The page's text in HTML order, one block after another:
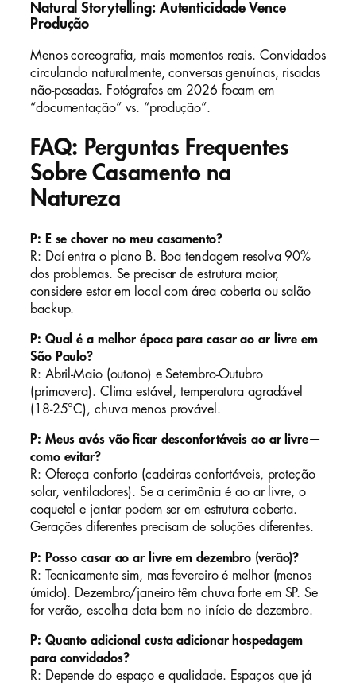
Natural Storytelling: Autenticidade Vence
Produção
Menos coreografia, mais momentos reais. Convidados
circulando naturalmente, conversas genuínas, risadas
não-posadas. Fotógrafos em 2026 focam em
“documentação” vs. “produção”.
FAQ: Perguntas Frequentes
Sobre Casamento na
Natureza
P: E se chover no meu casamento?
R: Daí entra o plano B. Boa tendagem resolva 90%
dos problemas. Se precisar de estrutura maior,
considere estar em local com área coberta ou salão
backup.
P: Qual é a melhor época para casar ao ar livre em
São Paulo?
R: Abril-Maio (outono) e Setembro-Outubro
(primavera). Clima estável, temperatura agradável
(18-25°C), chuva menos provável.
P: Meus avós vão ficar desconfortáveis ao ar livre—
como evitar?
R: Ofereça conforto (cadeiras confortáveis, proteção
solar, ventiladores). Se a cerimônia é ao ar livre, o
coquetel e jantar podem ser em estrutura coberta.
Gerações diferentes precisam de soluções diferentes.
P: Posso casar ao ar livre em dezembro (verão)?
R: Tecnicamente sim, mas fevereiro é melhor (menos
úmido). Dezembro/janeiro têm chuva forte em SP. Se
for verão, escolha data bem no início de dezembro.
P: Quanto adicional custa adicionar hospedagem
para convidados?
R: Depende do espaço e qualidade. Espaços que já